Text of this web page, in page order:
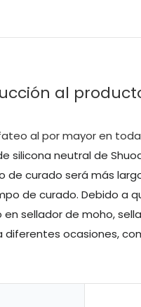
al
silicona neutral de
de curado será más
de curado. Debido a
en sellador de moho,
ocasiones,